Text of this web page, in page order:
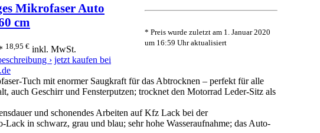
Mikrofaser Auto
cm
18,95 € inkl. MwSt.
› jetzt kaufen bei
* Preis wurde zuletzt am 1. Januar 2020
um 16:59 Uhr aktualisiert
Tuch mit enormer Saugkraft für das Abtrocknen – perfekt für alle
auch Geschirr und Fensterputzen; trocknet den Motorrad Leder-Sitz als
und schonendes Arbeiten auf Kfz Lack bei der
in schwarz, grau und blau; sehr hohe Wasseraufnahme; das Auto-